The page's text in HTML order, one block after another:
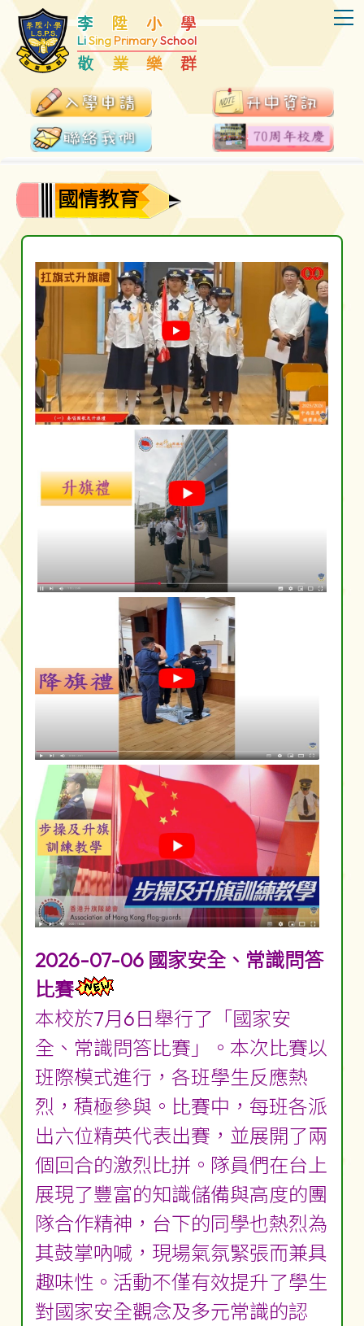
李 陞 小 學
LiSingPrimarySchool
敬 業 樂 群
國情教育
2026-07-06 國家安全、常識問答
比賽
本校於7月6日舉行了「國家安
全、常識問答比賽」。本次比賽以
班際模式進行，各班學生反應熱
烈，積極參與。比賽中，每班各派
出六位精英代表出賽，並展開了兩
個回合的激烈比拼。隊員們在台上
展現了豐富的知識儲備與高度的團
隊合作精神，台下的同學也熱烈為
其鼓掌吶喊，現場氣氛緊張而兼具
趣味性。活動不僅有效提升了學生
對國家安全觀念及多元常識的認